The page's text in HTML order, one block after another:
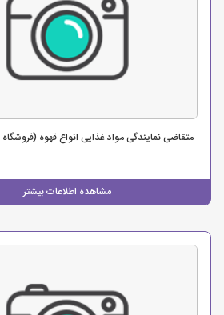
مشاهده اطلاعات بیشتر
متقاضی نمایندگی مواد غذایی انواع قهوه (فروشگاه